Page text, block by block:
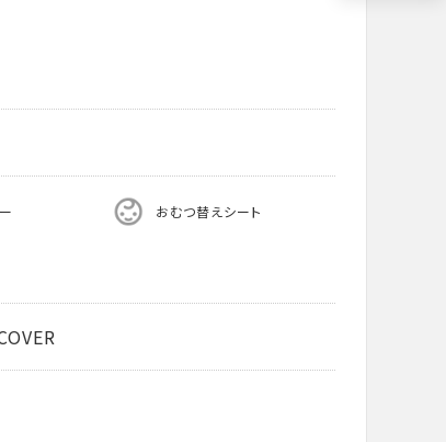
おむつ替えシート